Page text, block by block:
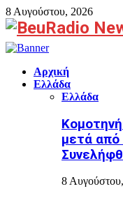
8 Αυγούστου, 2026
Facebook
Αρχική
Ελλάδα
Ελλάδα
μετά
8